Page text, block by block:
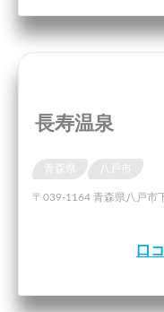
長寿温泉
青森県
〒039-1164 青森県八戸市
口